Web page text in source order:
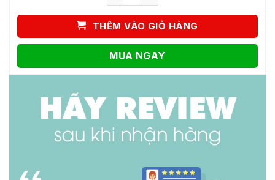
THÊM VÀO GIỎ HÀNG
MUA NGAY